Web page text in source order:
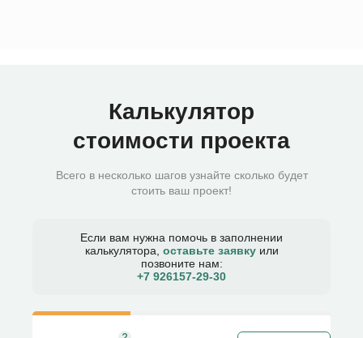
Калькулятор
стоимости проекта
Всего в несколько шагов узнайте сколько будет
стоить ваш проект!
Если вам нужна помочь в заполнении
калькулятора, оставьте заявку или
позвоните нам:
+7 926157-29-30​